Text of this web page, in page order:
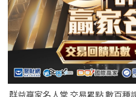
群益贏家名人堂 交易累點 數百種